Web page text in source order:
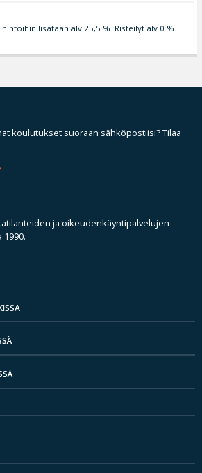
lisätään alv 25,5 %. Risteilyt alv 0 %.
koulutukset suoraan sähköpostiisi? Tilaa
ja oikeudenkäyntipalvelujen
1990.